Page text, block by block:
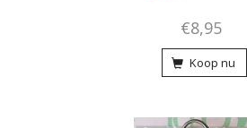
€8,95
Koop nu